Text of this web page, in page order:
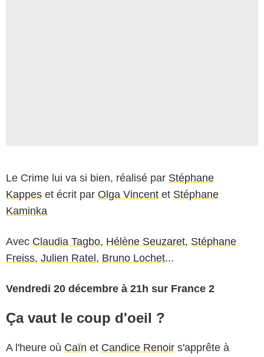
Le Crime lui va si bien, réalisé par Stéphane
Kappes et écrit par Olga Vincent et Stéphane
Kaminka
Avec Claudia Tagbo, Hélène Seuzaret, Stéphane
Freiss, Julien Ratel, Bruno Lochet...
Vendredi 20 décembre à 21h sur France 2
Ça vaut le coup d'oeil ?
A l'heure où Caïn et Candice Renoir s'apprête à